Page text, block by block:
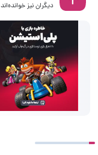
دیگران نیز خوانده‌اند